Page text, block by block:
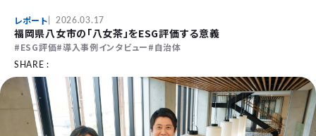
レポート 2026.03.17
福岡県八女市の「八女茶」をESG評価する意義
ESG評価 導入事例インタビュー
自治体
SHARE :